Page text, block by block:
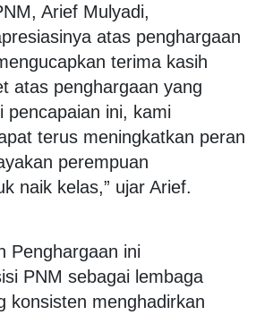
Arief Mulyadi,
atas penghargaan
terima kasih
atas penghargaan yang
pencapaian ini, kami
terus meningkatkan peran
perempuan
naik kelas,” ujar Arief.
Penghargaan ini
PNM sebagai lembaga
konsisten menghadirkan